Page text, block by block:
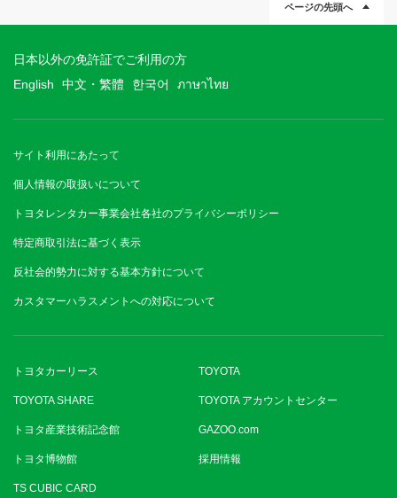
ページの先頭へ
日本以外の免許証でご利用の方
English
中文・繁體 한국어 ภาษาไทย
サイト利用にあたって
個人情報の取扱いについて
トヨタレンタカー事業会社各社のプライバシーポリシー
特定商取引法に基づく表示
反社会的勢力に対する基本方針について
カスタマーハラスメントへの対応について
トヨタカーリース TOYOTA
TOYOTA SHARE TOYOTA アカウントセンター
トヨタ産業技術記念館 GAZOO.com
トヨタ博物館 採用情報
TS CUBIC CARD